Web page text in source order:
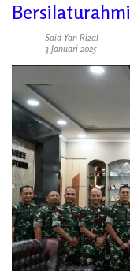
Bersilaturahmi
Said Yan Rizal
3 Januari 2025